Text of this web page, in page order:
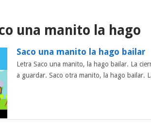
una manito la hago
Saco una manito la hago bailar
Letra Saco una manito, la hago bailar. La
a guardar. Saco otra manito, la hago bailar.